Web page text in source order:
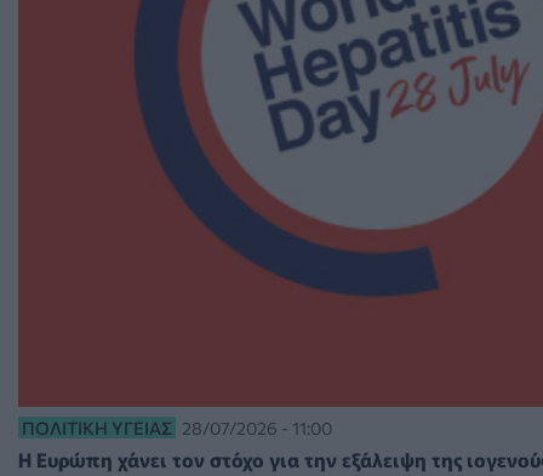
ΠΟΛΙΤΙΚΉ ΥΓΕΊΑΣ 28/07/2026 - 11:00
Η Ευρώπη χάνει τον στόχο για την εξάλειψη της